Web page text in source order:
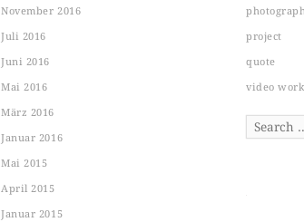
November 2016
Juli 2016
Juni 2016
Mai 2016
März 2016
Januar 2016
Mai 2015
April 2015
Januar 2015
project
quote
video work
Search